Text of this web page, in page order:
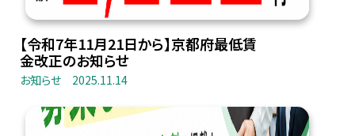
【令和7年11月21日から】京都府最低賃
金改正のお知らせ
お知らせ 2025.11.14